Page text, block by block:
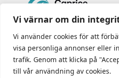
Vi värnar om din
Vi använder cookies för att
visa personliga annonser eller
trafik. Genom att klicka på
till vår användning av cookies.